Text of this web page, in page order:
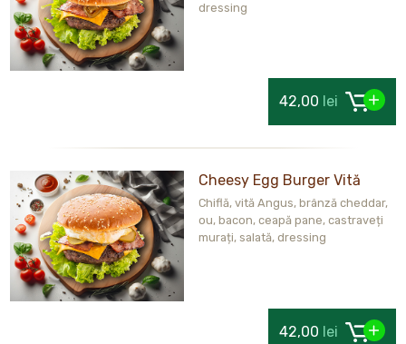
dressing
42,00 lei
Cheesy Egg Burger Vită
Chiflă, vită Angus, brânză cheddar,
ou, bacon, ceapă pane, castraveți
murați, salată, dressing
42,00 lei